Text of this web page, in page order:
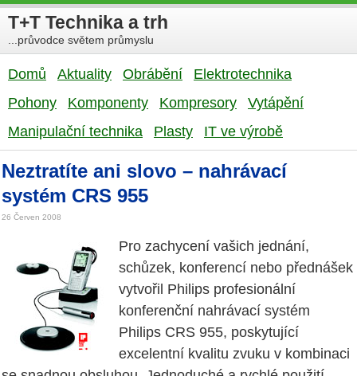
T+T Technika a trh
...průvodce světem průmyslu
Domů Aktuality Obrábění
Elektrotechnika
Pohony
Komponenty Kompresory
Vytápění
Manipulační technika
Plasty IT ve výrobě
Neztratíte ani slovo – nahrávací
systém CRS 955
26 Červen 2008
Pro zachycení vašich jednání,
schůzek, konferencí nebo přednášek
vytvořil Philips profesionální
konferenční nahrávací systém
Philips CRS 955, poskytující
excelentní kvalitu zvuku v kombinaci